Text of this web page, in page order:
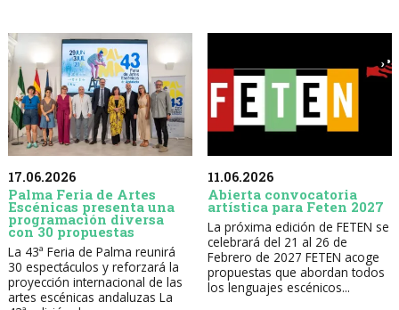
17.06.2026
Palma Feria de Artes
Escénicas presenta una
programación diversa
con 30 propuestas
La 43ª Feria de Palma reunirá
30 espectáculos y reforzará la
proyección internacional de las
artes escénicas andaluzas La
11.06.2026
Abierta convocatoria
artística para Feten 2027
La próxima edición de FETEN se
celebrará del 21 al 26 de
Febrero de 2027 FETEN acoge
propuestas que abordan todos
los lenguajes escénicos...